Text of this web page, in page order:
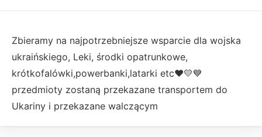
Zbieramy na najpotrzebniejsze wsparcie dla wojska
ukraińskiego, Leki, środki opatrunkowe,
krótkofalówki,powerbanki,latarki etc❤💛💙
przedmioty zostaną przekazane transportem do
Ukariny i przekazane walczącym